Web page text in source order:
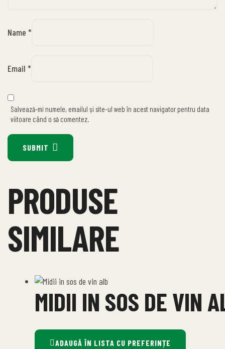
Name *
Email *
Salvează-mi numele, emailul și site-ul web în acest navigator pentru data
viitoare când o să comentez.
SUBMIT
PRODUSE
SIMILARE
MIDII IN SOS DE VIN
ADAUGĂ ÎN LISTA CU PREFERINȚE